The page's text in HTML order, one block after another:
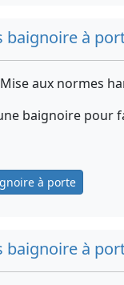
baignoire à
Mise aux normes
baignoire pour
à porte
baignoire à